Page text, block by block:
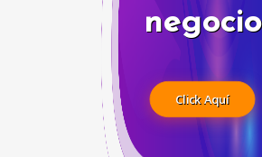
negocio
Click Aquí